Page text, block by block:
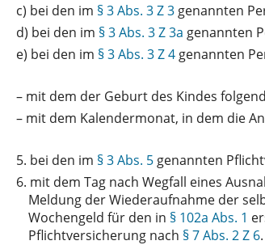
c) bei den im § 3 Abs. 3 Z 3 genannten
d) bei den im § 3 Abs. 3 Z 3a genannten
e) bei den im § 3 Abs. 3 Z 4 genannten
– mit dem der Geburt des Kindes
– mit dem Kalendermonat, in dem die
5. bei den im § 3 Abs. 5 genannten
6. mit dem Tag nach Wegfall eines
Meldung der Wiederaufnahme der
Wochengeld für den in § 102a Abs. 1
Pflichtversicherung nach § 7 Abs. 2 Z 6.